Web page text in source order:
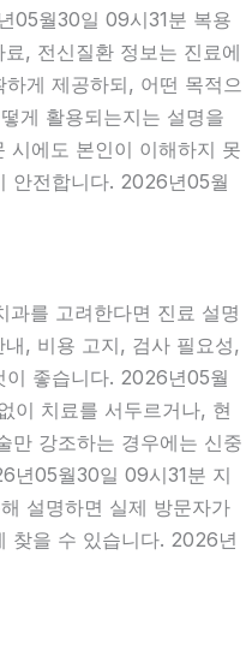
05월30일 09시31분 복용
, 전신질환 정보는 진료에
게 제공하되, 어떤 목적으
게 활용되는지는 설명을
시에도 본인이 이해하지 못
안전합니다. 2026년05월
를 고려한다면 진료 설명
, 비용 고지, 검사 필요성,
이 좋습니다. 2026년05월
이 치료를 서두르거나, 현
만 강조하는 경우에는 신중
년05월30일 09시31분 지
설명하면 실제 방문자가
찾을 수 있습니다. 2026년